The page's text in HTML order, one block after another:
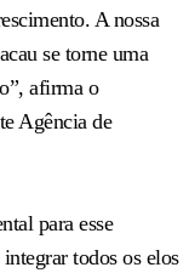
A nossa
se torne uma
afirma o
Agência de
para esse
todos os elos